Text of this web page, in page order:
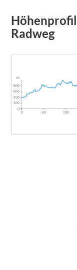
Höhenprofil
Radweg
0 50 100
0
200
400
600
800
m